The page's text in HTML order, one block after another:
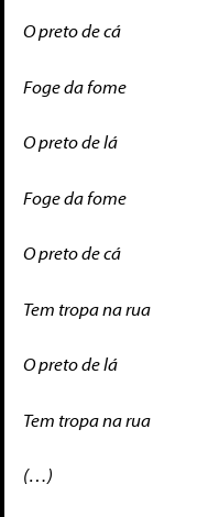
O preto de cá
Foge da fome
O preto de lá
Foge da fome
O preto de cá
Tem tropa na rua
O preto de lá
Tem tropa na rua
(…)